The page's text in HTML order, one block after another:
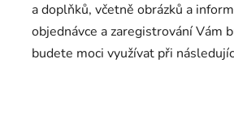
a doplňků, včetně obrázků a
objednávce a zaregistrování Vám
budete moci využívat při